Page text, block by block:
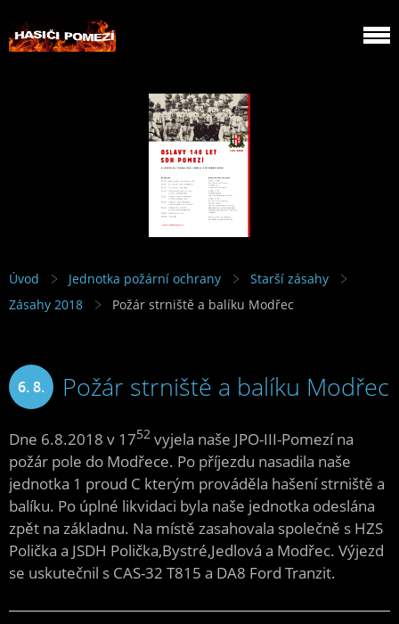
Úvod Jednotka požární ochrany
Starší zásahy
Zásahy 2018
Požár strniště a balíku Modřec
6. 8.
2018
Požár strniště a balíku Modřec
Dne 6.8.2018 v 1752 vyjela naše JPO-III-Pomezí na
požár pole do Modřece. Po příjezdu nasadila naše
jednotka 1 proud C kterým prováděla hašení strniště a
balíku. Po úplné likvidaci byla naše jednotka odeslána
zpět na základnu. Na místě zasahovala společně s HZS
Polička a JSDH Polička,Bystré,Jedlová a Modřec. Výjezd
se uskutečnil s CAS-32 T815 a DA8 Ford Tranzit.